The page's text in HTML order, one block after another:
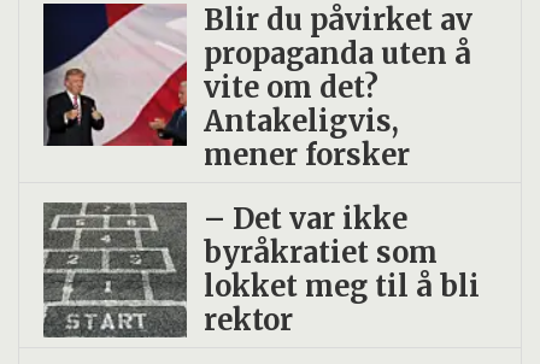
Blir du påvirket av
propaganda uten å
vite om det?
Antakeligvis,
mener forsker
– Det var ikke
byråkratiet som
lokket meg til å bli
rektor